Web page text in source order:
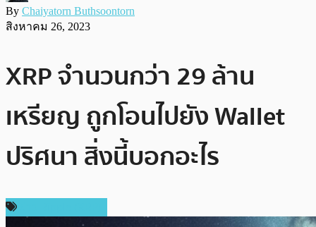
By Chaiyatorn Buthsoontorn
สิงหาคม 26, 2023
XRP จำนวนกว่า 29 ล้าน
เหรียญ ถูกโอนไปยัง Wallet
ปริศนา สิ่งนี้บอกอะไร